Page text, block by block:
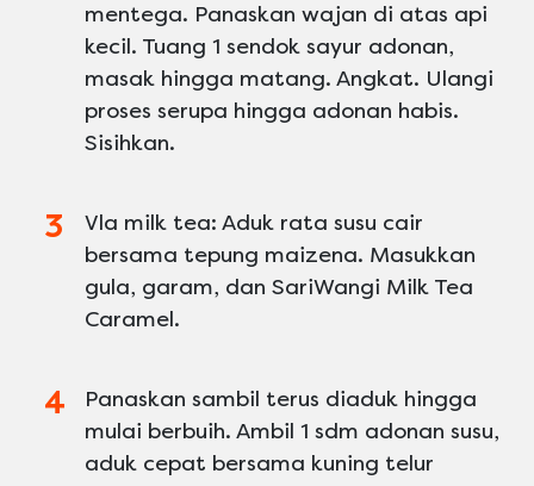
mentega. Panaskan wajan di atas api
kecil. Tuang 1 sendok sayur adonan,
masak hingga matang. Angkat. Ulangi
proses serupa hingga adonan habis.
Sisihkan.
Vla milk tea: Aduk rata susu cair
bersama tepung maizena. Masukkan
gula, garam, dan SariWangi Milk Tea
Caramel.
Panaskan sambil terus diaduk hingga
mulai berbuih. Ambil 1 sdm adonan susu,
aduk cepat bersama kuning telur